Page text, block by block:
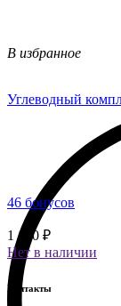
В избранное
Углеводный
46 бонусов
1 150 ₽
Нет в наличии
Контакты